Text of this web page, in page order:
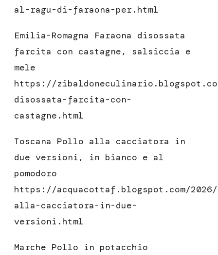
al-ragu-di-faraona-per.html
Emilia-Romagna Faraona disossata
farcita con castagne, salsiccia e
mele
https://
disossata-farcita-con-
castagne.html
Toscana Pollo alla cacciatora in
due versioni, in bianco e al
pomodoro
https://acquacottaf.blogspot.com/
alla-cacciatora-in-due-
versioni.html
Marche Pollo in potacchio